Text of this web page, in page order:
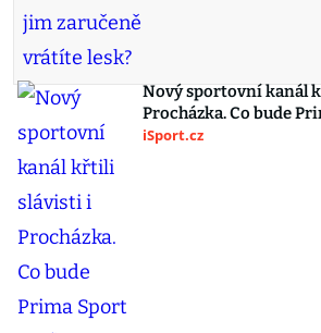
Nový sportovní kanál
Procházka. Co bude
iSport.cz